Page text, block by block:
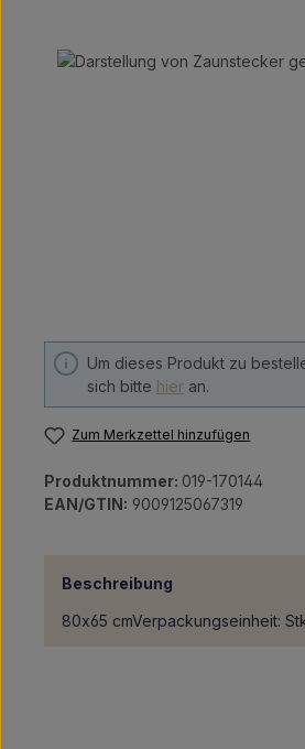
Bildergalerie überspringen
Um dieses Produkt zu
sich bitte hier an.
Zum Merkzettel hinzufügen
Produktnummer: 019-170144
EAN/GTIN: 9009125067319
Beschreibung
80x65 cmVerpackungseinheit: